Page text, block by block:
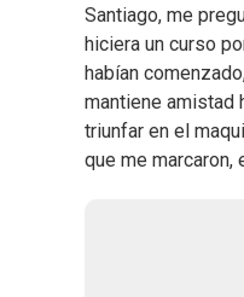
Santiago, me
hiciera un curso
habían
mantiene amistad
triunfar en el
que me marcaron,